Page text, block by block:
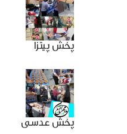
پخش پیتزا
پخش عدسی